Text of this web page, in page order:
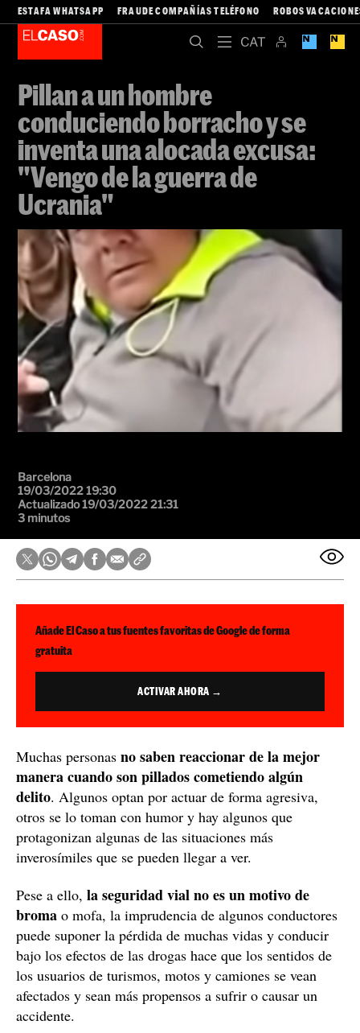
ESTAFA WHATSAPP FRAUDE COMPAÑÍAS TELÉFONO ROBOS
Pillan a un hombre
conduciendo borracho y se
inventa una alocada excusa:
"Vengo de la guerra de
Ucrania"
Barcelona
19/03/2022 19:30
Actualizado 19/03/2022 21:31
3 minutos
Añade El Caso a tus fuentes favoritas de Google de forma
gratuita
ACTIVAR AHORA →
Muchas personas no saben reaccionar de la mejor
manera cuando son pillados cometiendo algún
delito. Algunos optan por actuar de forma agresiva,
otros se lo toman con humor y hay algunos que
protagonizan algunas de las situaciones más
inverosímiles que se pueden llegar a ver.
Pese a ello, la seguridad vial no es un motivo de
broma o mofa, la imprudencia de algunos conductores
puede suponer la pérdida de muchas vidas y conducir
bajo los efectos de las drogas hace que los sentidos de
los usuarios de turismos, motos y camiones se vean
afectados y sean más propensos a sufrir o causar un
accidente.